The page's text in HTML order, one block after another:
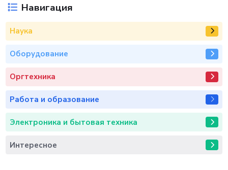
Навигация
Наука
Оборудование
Оргтехника
Работа и образование
Электроника и бытовая техника
Интересное